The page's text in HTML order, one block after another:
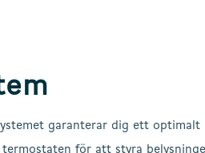
garanterar dig ett
termostaten för att styra